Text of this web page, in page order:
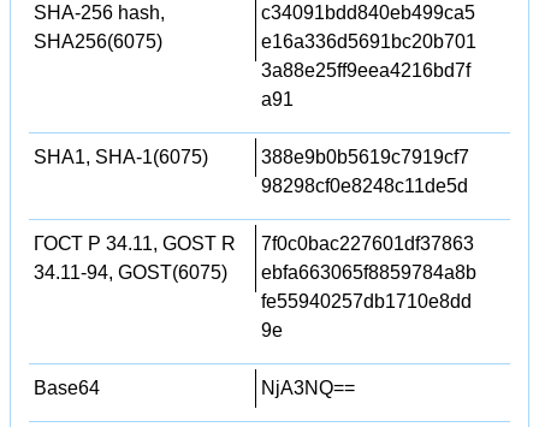
SHA-256 hash,
SHA256(6075)
c34091bdd840eb499ca5
e16a336d5691bc20b701
3a88e25ff9eea4216bd7f
a91
SHA1, SHA-1(6075)
388e9b0b5619c7919cf7
98298cf0e8248c11de5d
ГОСТ Р 34.11, GOST R
34.11-94, GOST(6075)
7f0c0bac227601df37863
ebfa663065f8859784a8b
fe55940257db1710e8dd
9e
Base64 NjA3NQ==